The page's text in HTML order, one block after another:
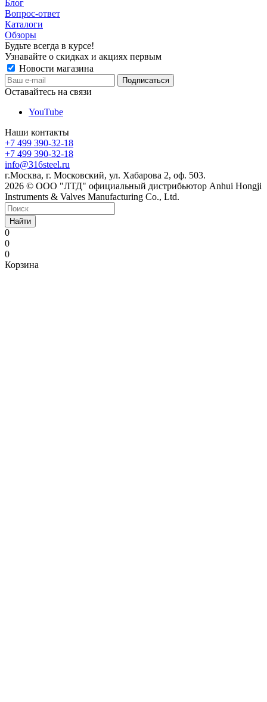
Блог
Вопрос-ответ
Каталоги
Обзоры
Будьте всегда в курсе!
Узнавайте о скидках и акциях первым
Новости магазина
Оставайтесь на связи
YouTube
Наши контакты
+7 499 390-32-18
+7 499 390-32-18
info@316steel.ru
г.Москва, г. Московский, ул. Хабарова 2, оф. 503.
2026 © ООО "ЛТД" официальный дистрибьютор Anhui Hongji
Instruments & Valves Manufacturing Co., Ltd.
Найти
0
0
0
Корзина